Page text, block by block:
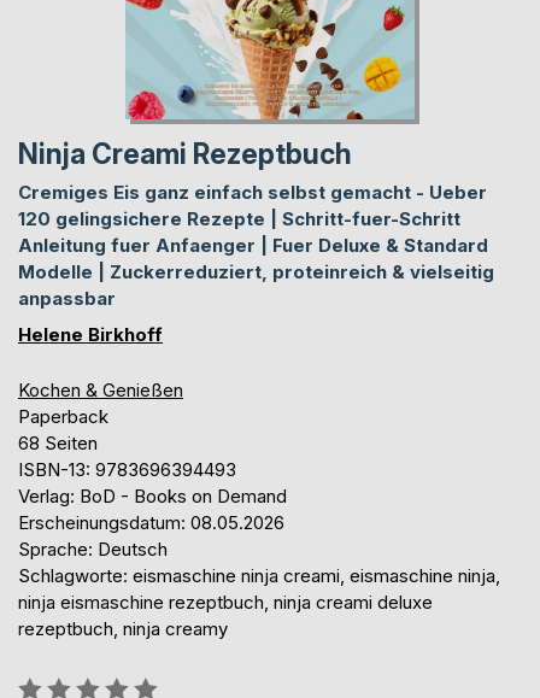
Ninja Creami Rezeptbuch
Cremiges Eis ganz einfach selbst gemacht - Ueber
120 gelingsichere Rezepte | Schritt-fuer-Schritt
Anleitung fuer Anfaenger | Fuer Deluxe & Standard
Modelle | Zuckerreduziert, proteinreich & vielseitig
anpassbar
Helene Birkhoff
Kochen & Genießen
Paperback
68 Seiten
ISBN-13: 9783696394493
Verlag: BoD - Books on Demand
Erscheinungsdatum: 08.05.2026
Sprache: Deutsch
Schlagworte: eismaschine ninja creami, eismaschine ninja,
ninja eismaschine rezeptbuch, ninja creami deluxe
rezeptbuch, ninja creamy
Bewertung::